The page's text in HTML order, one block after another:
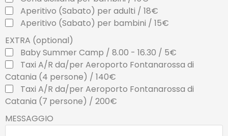
Aperitivo (Sabato) per adulti / 18€
Aperitivo (Sabato) per bambini / 15€
EXTRA (optional)
Baby Summer Camp / 8.00 - 16.30 / 5€
Taxi A/R da/per Aeroporto Fontanarossa di
Catania (4 persone) / 140€
Taxi A/R da/per Aeroporto Fontanarossa di
Catania (7 persone) / 200€
MESSAGGIO